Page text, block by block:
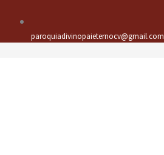
paroquiadivinopaieternocv@gmail.com